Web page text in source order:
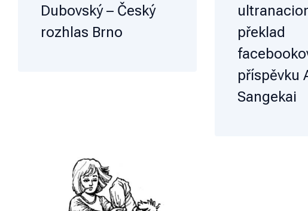
Dubovský – Český
rozhlas Brno
překlad
příspěvku
Sangekai